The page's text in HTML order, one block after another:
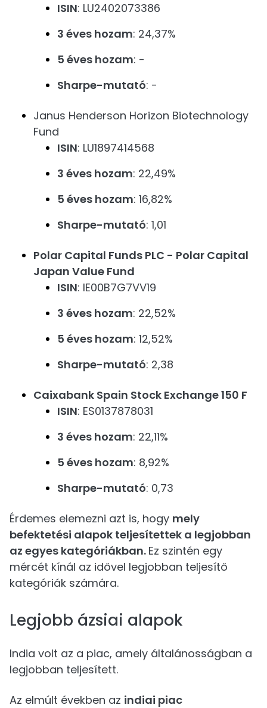
ISIN: LU2402073386
3 éves hozam: 24,37%
5 éves hozam: -
Sharpe-mutató: -
Janus Henderson Horizon Biotechnology
Fund
ISIN: LU1897414568
3 éves hozam: 22,49%
5 éves hozam: 16,82%
Sharpe-mutató: 1,01
Polar Capital Funds PLC - Polar Capital
Japan Value Fund
ISIN: IE00B7G7VV19
3 éves hozam: 22,52%
5 éves hozam: 12,52%
Sharpe-mutató: 2,38
Caixabank Spain Stock Exchange 150 F
ISIN: ES0137878031
3 éves hozam: 22,11%
5 éves hozam: 8,92%
Sharpe-mutató: 0,73
Érdemes elemezni azt is, hogy mely
befektetési alapok teljesítettek a legjobban
az egyes kategóriákban. Ez szintén egy
mércét kínál az idővel legjobban teljesítő
kategóriák számára.
Legjobb ázsiai alapok
India volt az a piac, amely általánosságban a
legjobban teljesített.
Az elmúlt években az indiai piac